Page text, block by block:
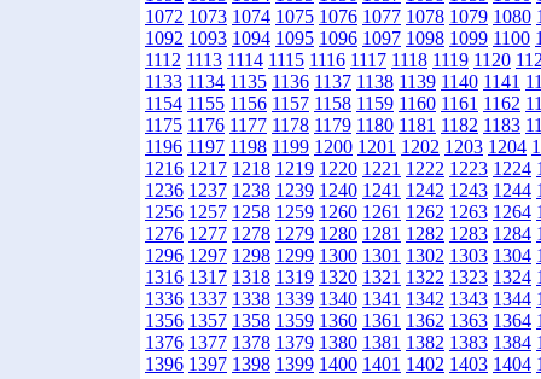
1072 1073 1074 1075 1076 1077 1078 1079 1080
1092 1093 1094 1095 1096 1097 1098 1099 1100
1112 1113 1114 1115 1116 1117 1118 1119 1120
1133 1134 1135 1136 1137 1138 1139 1140 1141
1154 1155 1156 1157 1158 1159 1160 1161 1162
1175 1176 1177 1178 1179 1180 1181 1182 1183
1196 1197 1198 1199 1200 1201 1202 1203 1204
1216 1217 1218 1219 1220 1221 1222 1223 1224
1236 1237 1238 1239 1240 1241 1242 1243 1244
1256 1257 1258 1259 1260 1261 1262 1263 1264
1276 1277 1278 1279 1280 1281 1282 1283 1284
1296 1297 1298 1299 1300 1301 1302 1303 1304
1316 1317 1318 1319 1320 1321 1322 1323 1324
1336 1337 1338 1339 1340 1341 1342 1343 1344
1356 1357 1358 1359 1360 1361 1362 1363 1364
1376 1377 1378 1379 1380 1381 1382 1383 1384
1396 1397 1398 1399 1400 1401 1402 1403 1404